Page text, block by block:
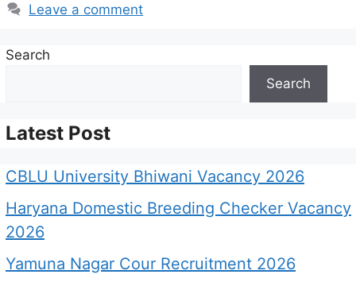
Leave a comment
Search
Search
Latest Post
CBLU University Bhiwani Vacancy 2026
Haryana Domestic Breeding Checker Vacancy
2026
Yamuna Nagar Cour Recruitment 2026